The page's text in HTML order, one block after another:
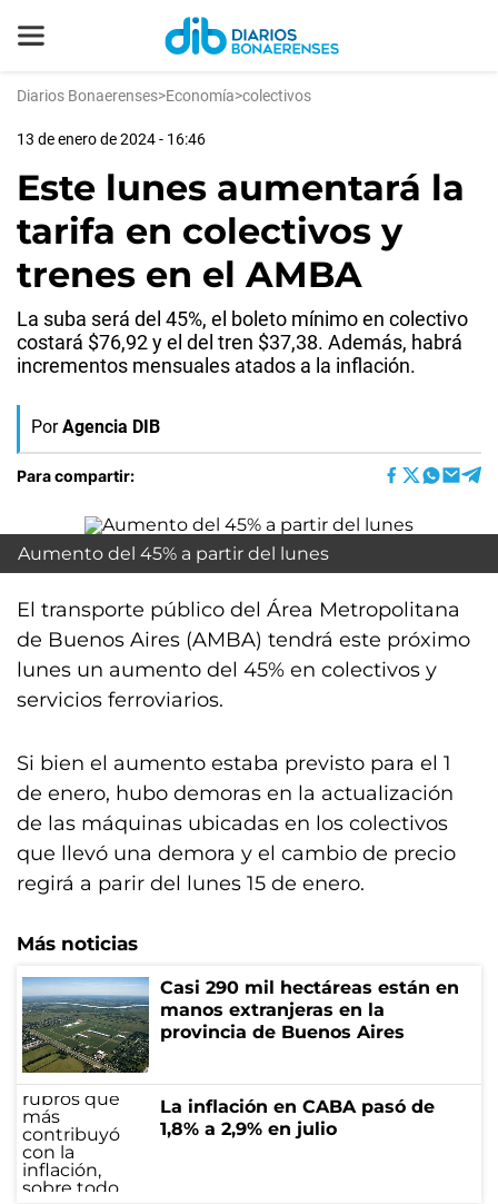
Diarios Bonaerenses>Economía>colectivos
13 de enero de 2024 - 16:46
Este lunes aumentará la
tarifa en colectivos y
trenes en el AMBA
La suba será del 45%, el boleto mínimo en colectivo
costará $76,92 y el del tren $37,38. Además, habrá
incrementos mensuales atados a la inflación.
Por Agencia DIB
Para compartir:
Aumento del 45% a partir del lunes
El transporte público del Área Metropolitana
de Buenos Aires (AMBA) tendrá este próximo
lunes un aumento del 45% en colectivos y
servicios ferroviarios.
Si bien el aumento estaba previsto para el 1
de enero, hubo demoras en la actualización
de las máquinas ubicadas en los colectivos
que llevó una demora y el cambio de precio
regirá a parir del lunes 15 de enero.
Más noticias
Casi 290 mil hectáreas están en
manos extranjeras en la
provincia de Buenos Aires
La inflación en CABA pasó de
1,8% a 2,9% en julio